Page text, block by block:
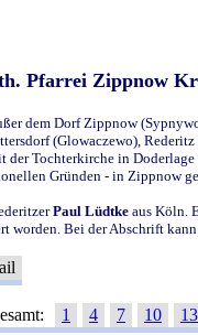
Pfarrei Zippnow
dem Dorf Zippnow
(Glowaczewo),
Tochterkirche in Doderlage
Gründen - in Zippnow
Paul Lüdtke aus Köln.
Bei der Abschrift
1 4 7 10 13